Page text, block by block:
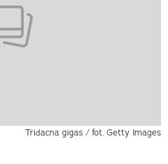
Tridacna gigas / fot. Getty Images